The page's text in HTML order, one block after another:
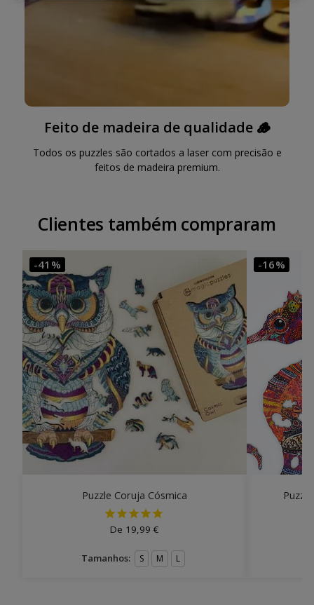
Feito de madeira de qualidade 🪵
Todos os puzzles são cortados a laser com precisão e
feitos de madeira premium.
Clientes também compraram
-41%
Puzzle Coruja Cósmica
De 19,99 €
Tamanhos: S M L
-16%